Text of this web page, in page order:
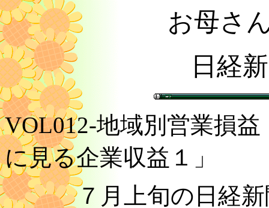
お母さ
日経
VOL012-地域別営業損
に見る企業収益１」
７月上旬の日経